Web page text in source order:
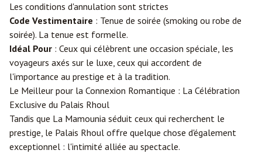
Les conditions d'annulation sont strictes
Code Vestimentaire : Tenue de soirée (smoking ou robe de
soirée). La tenue est formelle.
Idéal Pour : Ceux qui célèbrent une occasion spéciale, les
voyageurs axés sur le luxe, ceux qui accordent de
l'importance au prestige et à la tradition.
Le Meilleur pour la Connexion Romantique : La Célébration
Exclusive du Palais Rhoul
Tandis que La Mamounia séduit ceux qui recherchent le
prestige, le Palais Rhoul offre quelque chose d'également
exceptionnel : l'intimité alliée au spectacle.